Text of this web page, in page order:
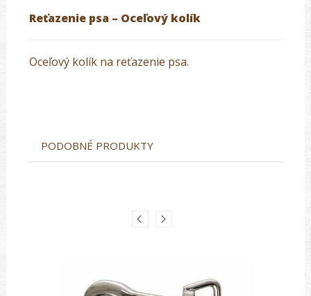
Reťazenie psa – Oceľový kolík
Oceľový kolík na reťazenie psa.
PODOBNÉ PRODUKTY